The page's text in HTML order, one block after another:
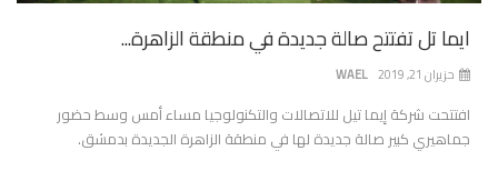
ايما تل تفتتح صالة جديدة في منطقة الزاهرة...
WAEL حزيران 21, 2019
افتتحت شركة إيما تيل للاتصالات والتكنولوجيا مساء أمس وسط حضور
جماهيري كبير صالة جديدة لها في منطقة الزاهرة الجديدة بدمشق.